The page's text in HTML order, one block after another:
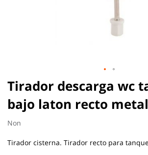
Tirador descarga wc
bajo laton recto
Non
Tirador cisterna. Tirador recto para
Saltar
al
comienzo
de
la
de